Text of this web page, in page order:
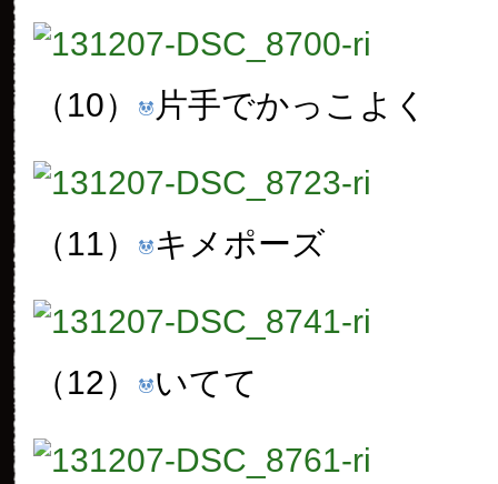
（10） 片手でかっこよく
（11） キメポーズ
（12） いてて